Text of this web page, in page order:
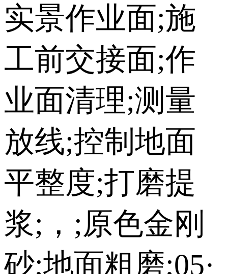
实景作业面;施
工前交接面;作
业面清理;测量
放线;控制地面
平整度;打磨提
浆;，;原色金刚
砂;地面粗磨;05·